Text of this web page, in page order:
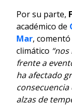
Por su parte,
académico de
Mar,
climático
frente a
ha afectado
alzas de